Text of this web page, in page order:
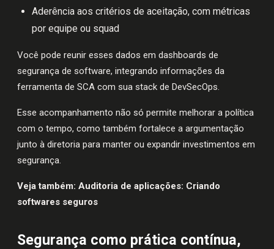
Aderência aos critérios de aceitação, com métricas
por equipe ou squad
Você pode reunir esses dados em dashboards de
segurança de software, integrando informações da
ferramenta de SCA com sua stack de DevSecOps.
Esse acompanhamento não só permite melhorar a política
com o tempo, como também fortalece a argumentação
junto à diretoria para manter ou expandir investimentos em
segurança.
Veja também: Auditoria de aplicações: Criando
softwares seguros
Segurança como prática contínua,